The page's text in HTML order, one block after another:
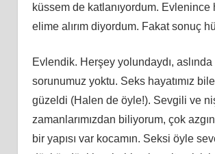
küssem de katlanıyordum. Evlenince
elime alırım diyordum. Fakat sonuç
Evlendik. Herşey yolundaydı, aslında
sorunumuz yoktu. Seks hayatımız
güzeldi (Halen de öyle!). Sevgili ve ni
zamanlarımızdan biliyorum, çok
bir yapısı var kocamın. Seksi öyle